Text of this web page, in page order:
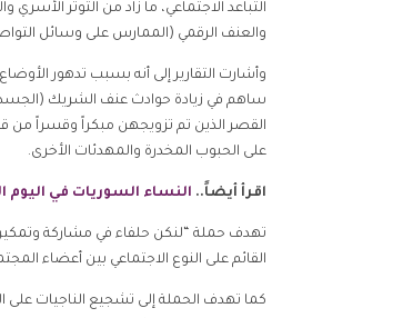
التباعد الاجتماعي، ما زاد من التوتر
والعنف الرقمي (الممارس على وسائل
ساهم في زيادة حوادث عنف الشريك
القصر الذين تم تزويجهن مبكراً وقسراً من
على الحبوب المخدرة والمهدئات الأخرى.
اقرأ أيضاً.. النساء السوريات في اليوم
القائم على النوع الاجتماعي بين أعضاء
كما تهدف الحملة إلى تشجيع الناجيات